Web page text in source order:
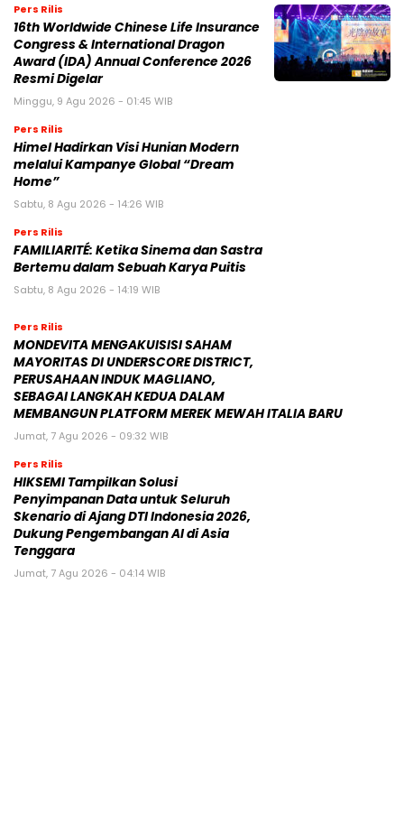
Pers Rilis
16th Worldwide Chinese Life Insurance
Congress & International Dragon
Award (IDA) Annual Conference 2026
Resmi Digelar
Minggu, 9 Agu 2026 - 01:45 WIB
Pers Rilis
Himel Hadirkan Visi Hunian Modern
melalui Kampanye Global “Dream
Home”
Sabtu, 8 Agu 2026 - 14:26 WIB
Pers Rilis
FAMILIARITÉ: Ketika Sinema dan Sastra
Bertemu dalam Sebuah Karya Puitis
Sabtu, 8 Agu 2026 - 14:19 WIB
Pers Rilis
MONDEVITA MENGAKUISISI SAHAM
MAYORITAS DI UNDERSCORE DISTRICT,
PERUSAHAAN INDUK MAGLIANO,
SEBAGAI LANGKAH KEDUA DALAM
MEMBANGUN PLATFORM MEREK MEWAH ITALIA BARU
Jumat, 7 Agu 2026 - 09:32 WIB
Pers Rilis
HIKSEMI Tampilkan Solusi
Penyimpanan Data untuk Seluruh
Skenario di Ajang DTI Indonesia 2026,
Dukung Pengembangan AI di Asia
Tenggara
Jumat, 7 Agu 2026 - 04:14 WIB